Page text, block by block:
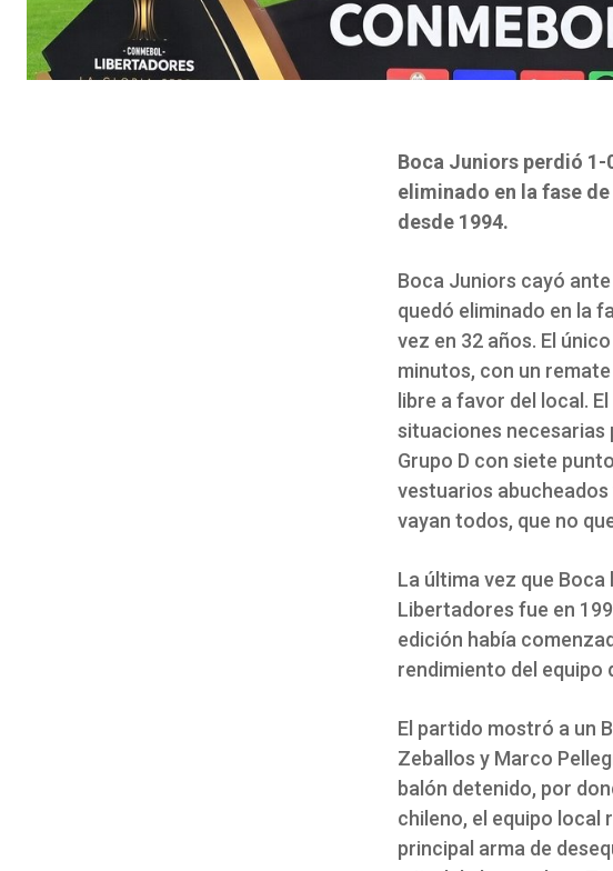
Boca Juniors perdió 1-
eliminado en la fase
desde 1994.
Boca Juniors cayó
quedó eliminado en la
vez en 32 años. El
minutos, con un
libre a favor del local.
situaciones necesarias
Grupo D con siete
vestuarios abucheados
vayan todos, que no
La última vez que
Libertadores fue en
edición había
rendimiento del equipo
El partido mostró a un
Zeballos y Marco
balón detenido, por
chileno, el equipo local
principal arma de